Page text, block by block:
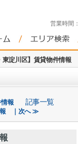
営業時間：
東淀川区】賃貸物件情報
情報 記事一覧
報 ｜次へ ≫
報